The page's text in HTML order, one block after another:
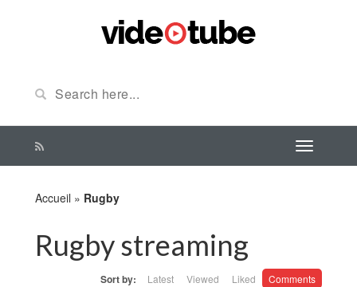
Accueil » Rugby
Rugby streaming
Sort by: Latest Viewed Liked Comments